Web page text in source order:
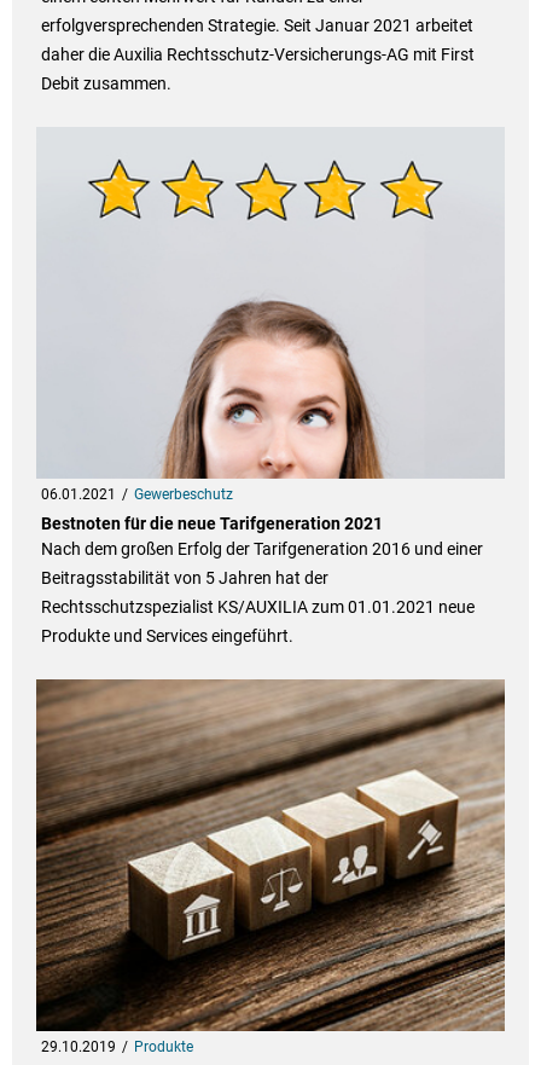
erfolgversprechenden Strategie. Seit Januar 2021 arbeitet
daher die Auxilia Rechtsschutz-Versicherungs-AG mit First
Debit zusammen.
06.01.2021 Gewerbeschutz
Bestnoten für die neue Tarifgeneration 2021
Nach dem großen Erfolg der Tarifgeneration 2016 und einer
Beitragsstabilität von 5 Jahren hat der
Rechtsschutzspezialist KS/AUXILIA zum 01.01.2021 neue
Produkte und Services eingeführt.
29.10.2019 Produkte